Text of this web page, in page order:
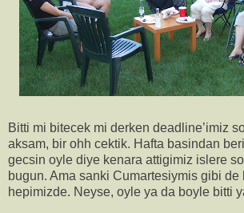
Bitti mi bitecek mi derken deadline’imiz
aksam, bir ohh cektik. Hafta basindan
gecsin oyle diye kenara attigimiz islere
bugun. Ama sanki Cumartesiymis gibi de
hepimizde. Neyse, oyle ya da boyle bitti